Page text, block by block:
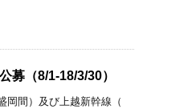
募（8/1-18/3/30）
岡間）及び上越新幹線（